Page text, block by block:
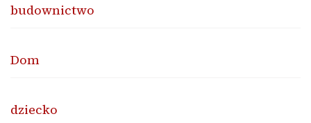
budownictwo
Dom
dziecko